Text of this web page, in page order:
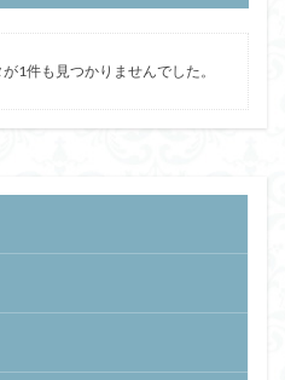
1件も見つかりませんでした。